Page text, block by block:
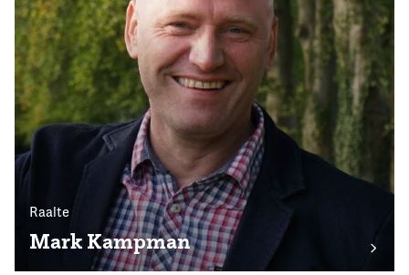
Raalte
Mark Kampman